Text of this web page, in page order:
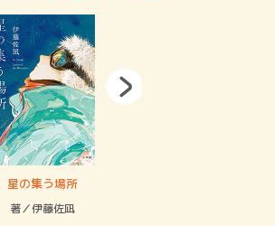
星の集う場所
著／伊藤佐凪